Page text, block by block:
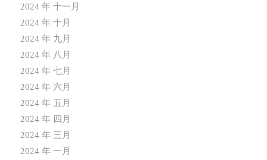
2024 年 十一月
2024 年 十月
2024 年 九月
2024 年 八月
2024 年 七月
2024 年 六月
2024 年 五月
2024 年 四月
2024 年 三月
2024 年 一月